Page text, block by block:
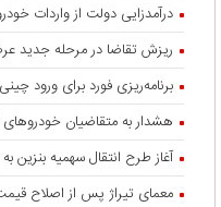
درآمدزایی دولت از واردات
ریزش تقاضا در مرحله جدید
برنامه‌ریزی فورد برای ورود
هشدار به متقاضیان
آغاز طرح انتقال سهمیه بنزین
معمای تیراژ پس از اصلاح